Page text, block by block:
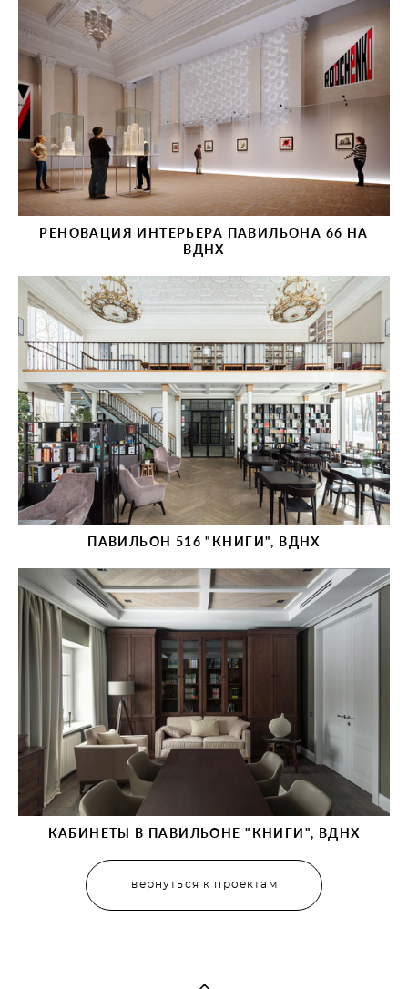
РЕНОВАЦИЯ ИНТЕРЬЕРА ПАВИЛЬОНА 66 НА
ВДНХ
ПАВИЛЬОН 516 "КНИГИ", ВДНХ
КАБИНЕТЫ В ПАВИЛЬОНЕ "КНИГИ", ВДНХ
вернуться к проектам